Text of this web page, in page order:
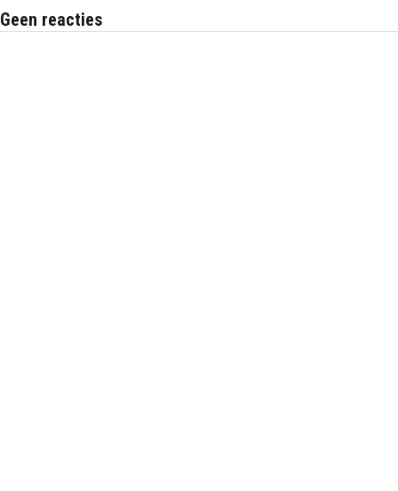
Geen reacties